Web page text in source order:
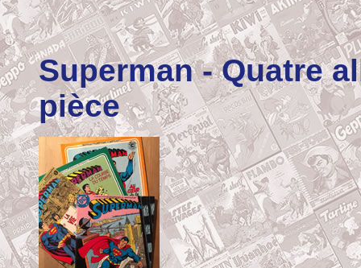
Superman- Quatre
pièce